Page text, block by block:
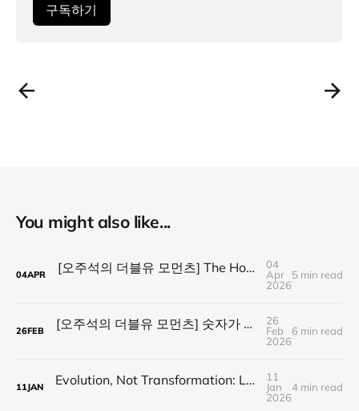
구독하기
You might also like...
04APR [오주석의 더블유 모먼츠] The Honest Farmer : '아티스트'를 거부하고 '농부'를 선택한 앙뚜안 크레덴바이스
04
Apr
2026
5 min read
26FEB [오주석의 더블유 모먼츠] 숫자가 아니라 마음이 남는다
26
Feb
2026
6 min read
11JAN Evolution, Not Transformation: Louis Roederer’s Digital Adaptation
11
Jan
2026
4 min read